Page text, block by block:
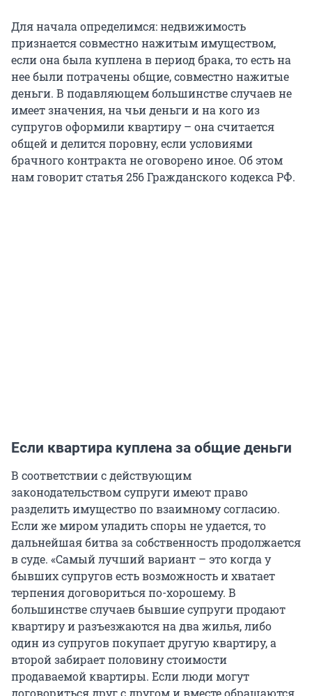
Для начала определимся: недвижимость
признается совместно нажитым имуществом,
если она была куплена в период брака, то есть на
нее были потрачены общие, совместно нажитые
деньги. В подавляющем большинстве случаев не
имеет значения, на чьи деньги и на кого из
супругов оформили квартиру – она считается
общей и делится поровну, если условиями
брачного контракта не оговорено иное. Об этом
нам говорит статья 256 Гражданского кодекса РФ.
Если квартира куплена за общие деньги
В соответствии с действующим
законодательством супруги имеют право
разделить имущество по взаимному согласию.
Если же миром уладить споры не удается, то
дальнейшая битва за собственность продолжается
в суде. «Самый лучший вариант – это когда у
бывших супругов есть возможность и хватает
терпения договориться по-хорошему. В
большинстве случаев бывшие супруги продают
квартиру и разъезжаются на два жилья, либо
один из супругов покупает другую квартиру, а
второй забирает половину стоимости
продаваемой квартиры. Если люди могут
договориться друг с другом и вместе обращаются